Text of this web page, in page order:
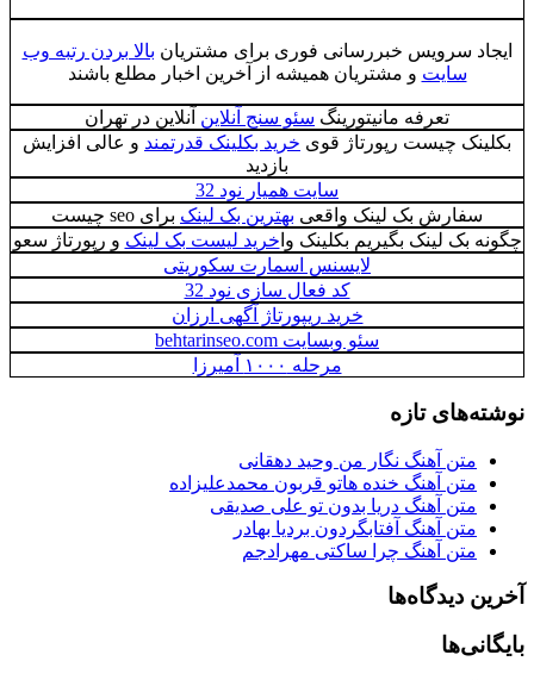
ایجاد سرویس خبررسانی فوری برای مشتریان بالا بردن رتبه وب
سایت و مشتریان همیشه از آخرین اخبار مطلع باشند
تعرفه مانیتورینگ سئو سنج آنلاین آنلاین در تهران
بکلینک چیست رپورتاژ قوی خرید بکلینک قدرتمند و عالی افزايش
بازديد
سایت همیار نود 32
سفارش بک لینک واقعی بهترین بک لینک برای seo چيست
چگونه بک لینک بگیریم بکلینک وا خرید لیست بک لینک و رپورتاژ سعو
لایسنس اسمارت سکوریتی
کد فعال سازی نود 32
خرید ریپورتاژ آگهی ارزان
سئو وبسایت behtarinseo.com
مرحله ۱۰۰۰ آمیرزا
نوشته‌های تازه
متن آهنگ نگار من وحید دهقانی
متن آهنگ خنده هاتو قربون محمدعلیزاده
متن آهنگ دریا بدون تو علی صدیقی
متن آهنگ آفتابگردون بردیا بهادر
متن آهنگ چرا ساکتی مهرادجم
آخرین دیدگاه‌ها
بایگانی‌ها